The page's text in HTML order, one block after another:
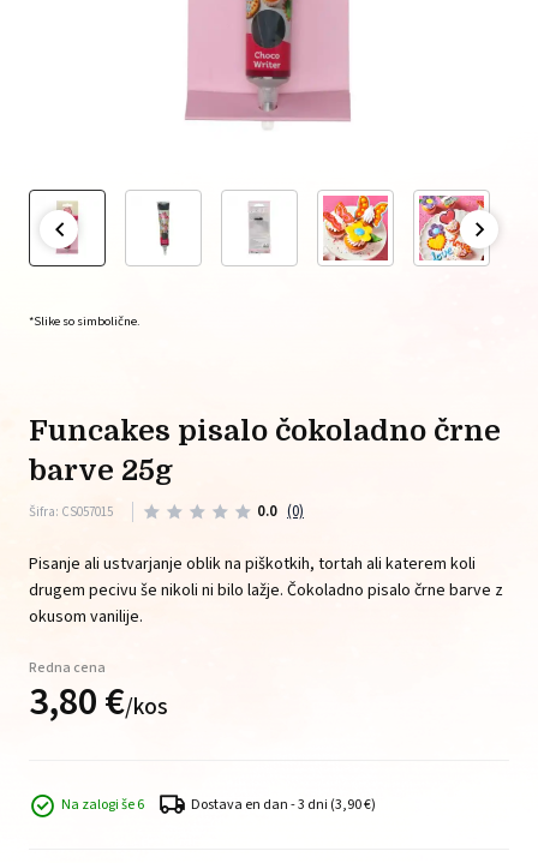
*Slike so simbolične.
funcakes pisalo čokoladno črne
barve 25g
Šifra: CS057015 0.0 (0)
Pisanje ali ustvarjanje oblik na piškotkih, tortah ali katerem koli
drugem pecivu še nikoli ni bilo lažje. Čokoladno pisalo črne barve z
okusom vanilije.
Redna cena
3,80€/kos
Na zalogi še 6 Dostava en dan - 3 dni (3,90 €)